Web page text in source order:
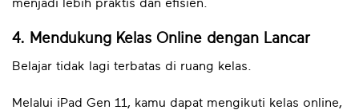
menjadi lebih praktis dan efisien.
4. Mendukung Kelas Online dengan Lancar
Belajar tidak lagi terbatas di ruang kelas.
Melalui iPad Gen 11, kamu dapat mengikuti kelas online,